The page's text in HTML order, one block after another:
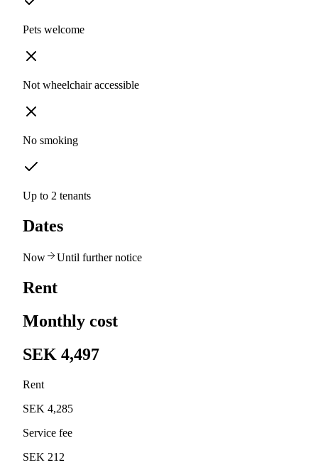
Pets welcome
Not wheelchair accessible
No smoking
Up to 2 tenants
Dates
Now Until further notice
Rent
Monthly cost
SEK 4,497
Rent
SEK 4,285
Service fee
SEK 212